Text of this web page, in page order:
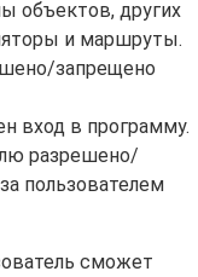
объектов, других
и маршруты.
запрещено
вход в программу.
разрешено/
пользователем
сможет